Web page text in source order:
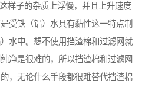
样子的杂质上浮慢，并且上升速度
受铁（铝）水具有黏性这一特点制
水中。想不使用挡渣棉和过滤网就
净是很难的，所以挡渣棉和过滤网
，无论什么手段都很难替代挡渣棉